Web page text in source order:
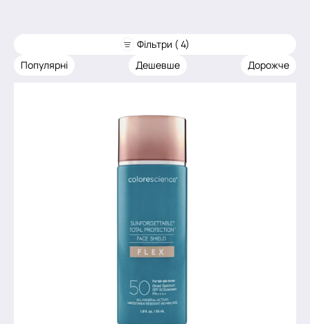
Фільтри ( 4)
Популярні
Дешевше Дорожче